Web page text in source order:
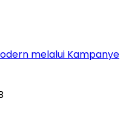
melalui Kampanye